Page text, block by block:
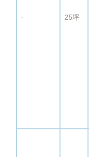
‐ 25坪